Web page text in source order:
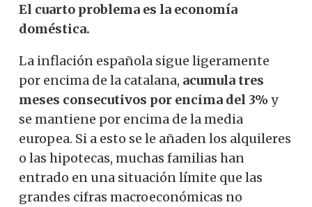
El cuarto problema es la economía
doméstica.
La inflación española sigue ligeramente
por encima de la catalana, acumula tres
meses consecutivos por encima del 3% y
se mantiene por encima de la media
europea. Si a esto se le añaden los alquileres
o las hipotecas, muchas familias han
entrado en una situación límite que las
grandes cifras macroeconómicas no